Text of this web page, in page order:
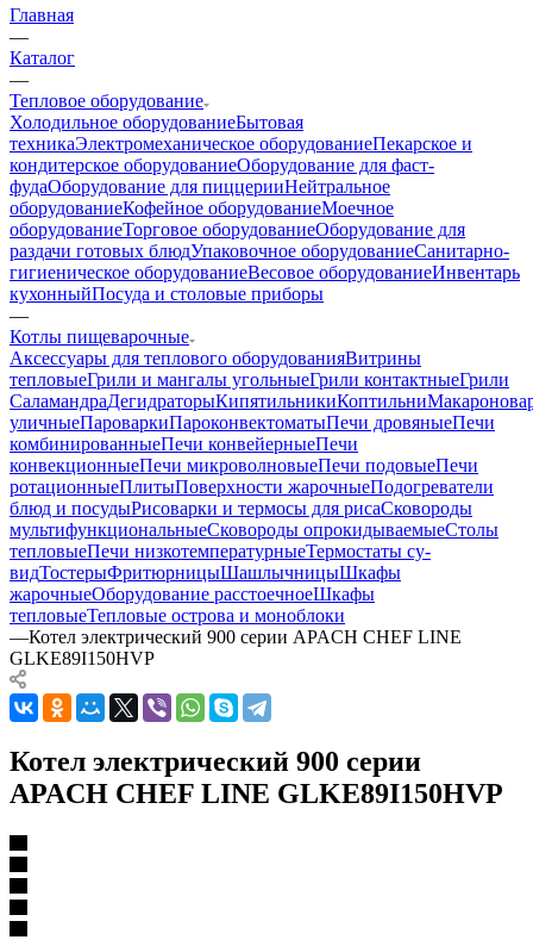
Главная
—
Каталог
—
Тепловое оборудование
Холодильное оборудованиеБытовая
техникаЭлектромеханическое оборудованиеПекарское и
кондитерское оборудованиеОборудование для фаст-
фудаОборудование для пиццерииНейтральное
оборудованиеКофейное оборудованиеМоечное
оборудованиеТорговое оборудованиеОборудование для
раздачи готовых блюдУпаковочное оборудованиеСанитарно-
гигиеническое оборудованиеВесовое оборудованиеИнвентарь
кухонныйПосуда и столовые приборы
—
Котлы пищеварочные
Аксессуары для теплового оборудованияВитрины
тепловыеГрили и мангалы угольныеГрили контактныеГрили
СаламандраДегидраторыКипятильникиКоптильни
уличныеПароваркиПароконвектоматыПечи дровяныеПечи
комбинированныеПечи конвейерныеПечи
конвекционныеПечи микроволновыеПечи подовыеПечи
ротационныеПлитыПоверхности жарочныеПодогреватели
блюд и посудыРисоварки и термосы для рисаСковороды
мультифункциональныеСковороды опрокидываемыеСтолы
тепловыеПечи низкотемпературныеТермостаты су-
видТостерыФритюрницыШашлычницыШкафы
жарочныеОборудование расстоечноеШкафы
тепловыеТепловые острова и моноблоки
—Котел электрический 900 серии APACH CHEF LINE
GLKE89I150HVP
Котел электрический 900 серии
APACH CHEF LINE GLKE89I150HVP